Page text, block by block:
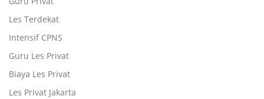
Les Terdekat
Intensif CPNS
Guru Les Privat
Biaya Les Privat
Les Privat Jakarta